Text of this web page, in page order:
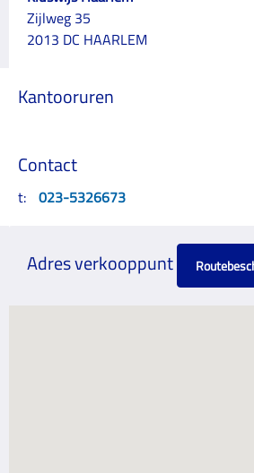
Zijlweg 35
2013 DC HAARLEM
Kantooruren
Contact
t: 023-5326673
Adres verkooppunt